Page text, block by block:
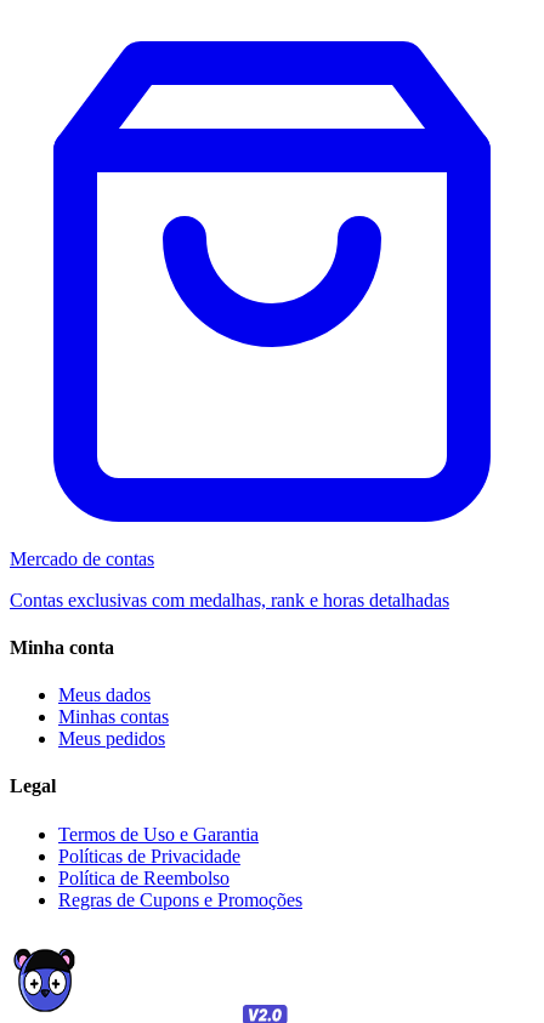
Mercado de contas
Contas exclusivas com medalhas, rank e horas detalhadas
Minha conta
Meus dados
Minhas contas
Meus pedidos
Legal
Termos de Uso e Garantia
Políticas de Privacidade
Política de Reembolso
Regras de Cupons e Promoções